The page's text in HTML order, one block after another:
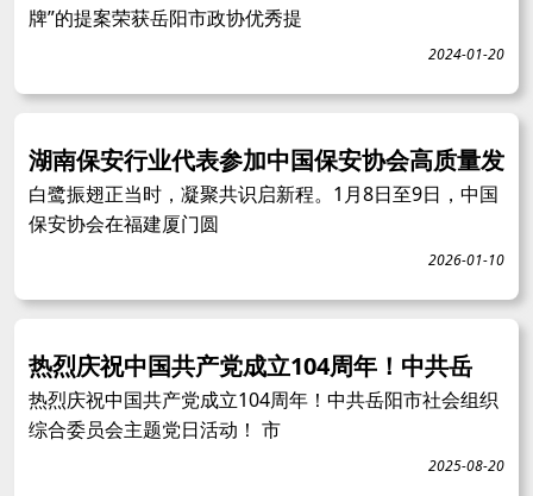
牌”的提案荣获岳阳市政协优秀提
2024-01-20
湖南保安行业代表参加中国保安协会高质量发
白鹭振翅正当时，凝聚共识启新程。1月8日至9日，中国
保安协会在福建厦门圆
2026-01-10
热烈庆祝中国共产党成立104周年！中共岳
热烈庆祝中国共产党成立104周年！中共岳阳市社会组织
综合委员会主题党日活动！ 市
2025-08-20